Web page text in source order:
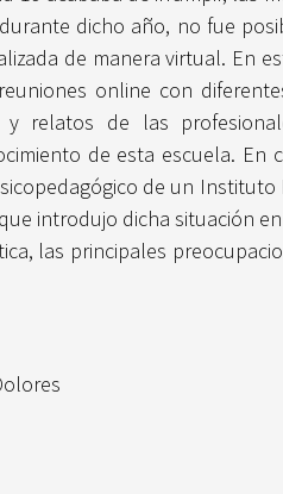
dicho año, no fue
de manera virtual. En
online con
relatos de las
de esta escuela. En
de un Instituto
introdujo dicha situación
las principales